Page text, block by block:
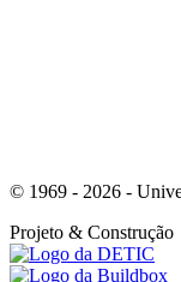
© 1969 - 2026 -
Projeto & Construção